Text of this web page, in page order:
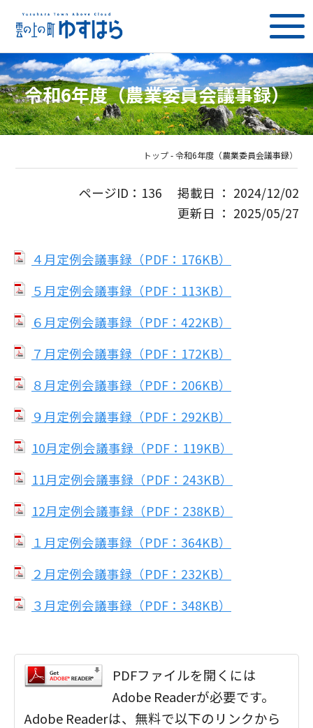
令和6年度（農業委員会議事録）
トップ-令和6年度（農業委員会議事録）
ページID：136 掲載日 ： 2024/12/02
更新日 ： 2025/05/27
４月定例会議事録（PDF：176KB）
５月定例会議事録（PDF：113KB）
６月定例会議事録（PDF：422KB）
７月定例会議事録（PDF：172KB）
８月定例会議事録（PDF：206KB）
９月定例会議事録（PDF：292KB）
10月定例会議事録（PDF：119KB）
11月定例会議事録（PDF：243KB）
12月定例会議事録（PDF：238KB）
１月定例会議事録（PDF：364KB）
２月定例会議事録（PDF：232KB）
３月定例会議事録（PDF：348KB）
PDFファイルを開くには
Adobe Readerが必要です。
Adobe Readerは、無料で以下のリンクから